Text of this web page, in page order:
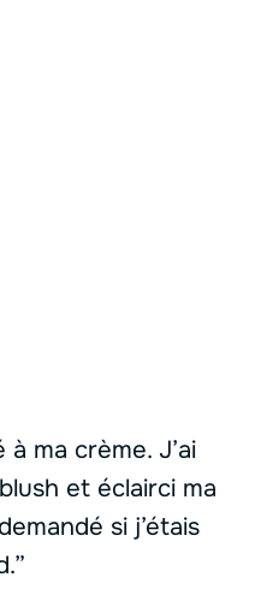
à ma crème. J’ai
et éclairci ma
si j’étais